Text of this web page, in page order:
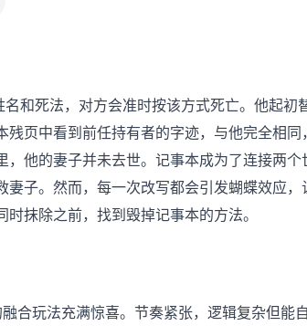
和死法，对方会准时按该方式死亡。他起初
页中看到前任持有者的字迹，与他完全相同
他的妻子并未去世。记事本成为了连接两
子。然而，每一次改写都会引发蝴蝶效应，
抹除之前，找到毁掉记事本的方法。
合玩法充满惊喜。节奏紧张，逻辑复杂但能